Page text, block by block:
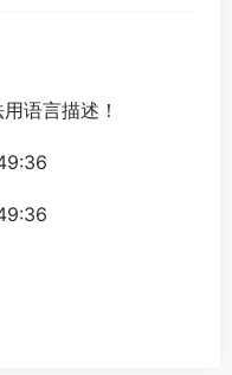
语言描述！